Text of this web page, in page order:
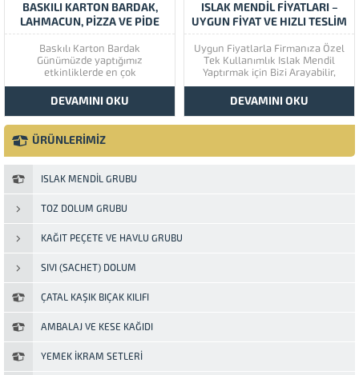
BASKILI KARTON BARDAK,
LAHMACUN, PIZZA VE PIDE
KUTUSU
Baskılı Karton Bardak
Günümüzde yaptığımız
etkinliklerde en çok
kullandığımız plastik gereçlerin
yanında hem geri dönüşümü
kolay hem de ucuz olan karton
bardak cam olanlara karşı daha
az masraflıdır. Kullanım sonrası
temizleme sorunu olmadığından
dolayı içecek tüketiminde daha
DEVAMINI OKU
ISLAK MENDIL FIYATLARI –
UYGUN FIYAT VE HIZLI TESLIM
Uygun Fiyatlarla Firmanıza Özel
Tek Kullanımlık Islak Mendil
Yaptırmak için Bizi Arayabilir,
Bilgi Alabilirsiniz TEKLİ ISLAK
MENDİL FİYATLARI Bugün pek
çok firma ve işletme içerisinde
müşterilerine sundukları ürünler
baskılı bir paketleme ve
DEVAMINI OKU
ÜRÜNLERİMİZ
ISLAK MENDIL GRUBU
TOZ DOLUM GRUBU
KAĞIT PEÇETE VE HAVLU GRUBU
SIVI (SACHET) DOLUM
ÇATAL KAŞIK BIÇAK KILIFI
AMBALAJ VE KESE KAĞIDI
YEMEK İKRAM SETLERI